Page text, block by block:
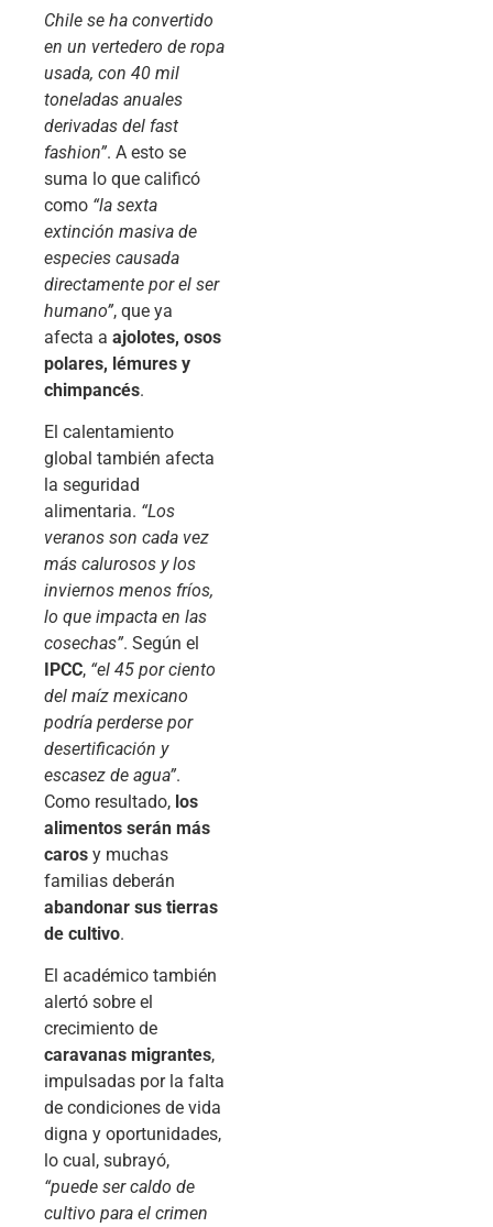
Chile se ha convertido
en un vertedero de ropa
usada, con 40 mil
toneladas anuales
derivadas del fast
fashion”. A esto se
suma lo que calificó
como “la sexta
extinción masiva de
especies causada
directamente por el ser
humano”, que ya
afecta a ajolotes, osos
polares, lémures y
chimpancés.
El calentamiento
global también afecta
la seguridad
alimentaria. “Los
veranos son cada vez
más calurosos y los
inviernos menos fríos,
lo que impacta en las
cosechas”. Según el
IPCC, “el 45 por ciento
del maíz mexicano
podría perderse por
desertificación y
escasez de agua”.
Como resultado, los
alimentos serán más
caros y muchas
familias deberán
abandonar sus tierras
de cultivo.
El académico también
alertó sobre el
crecimiento de
caravanas migrantes,
impulsadas por la falta
de condiciones de vida
digna y oportunidades,
lo cual, subrayó,
“puede ser caldo de
cultivo para el crimen